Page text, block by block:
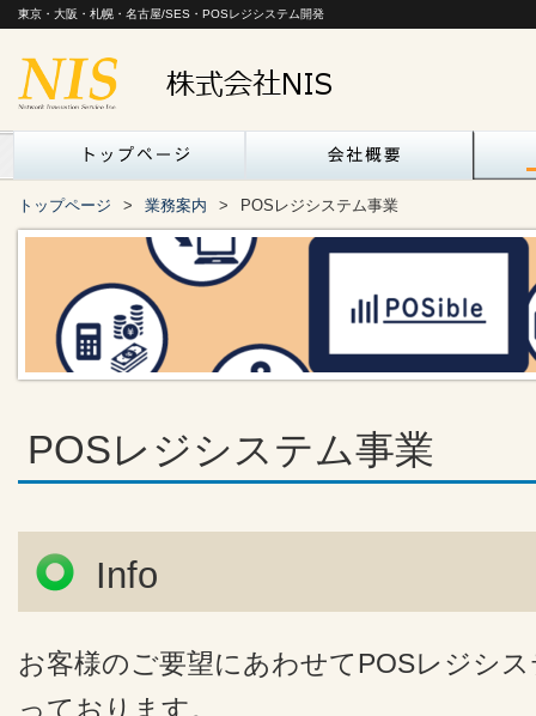
東京・大阪・札幌・名古屋/SES・POSレジシステム開発
トップページ 業務案内 POSレジシステム事業
POSレジシステム事業
Info
お客様のご要望にあわせてPOSレジシ
っております。